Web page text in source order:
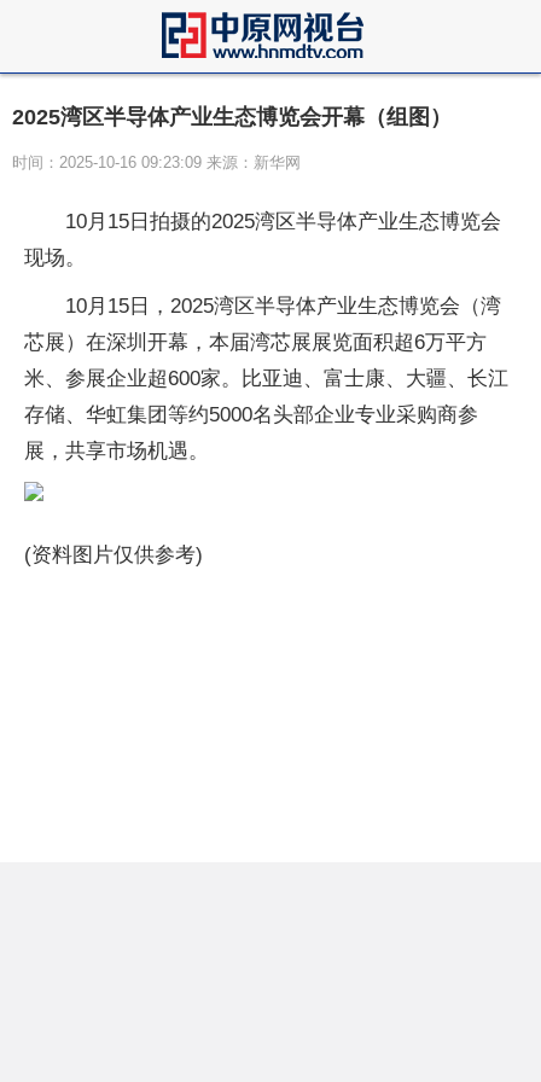
2025湾区半导体产业生态博览会开幕（组图）
时间：2025-10-16 09:23:09 来源：新华网
10月15日拍摄的2025湾区半导体产业生态博览会
现场。
10月15日，2025湾区半导体产业生态博览会（湾
芯展）在深圳开幕，本届湾芯展展览面积超6万平方
米、参展企业超600家。比亚迪、富士康、大疆、长江
存储、华虹集团等约5000名头部企业专业采购商参
展，共享市场机遇。
(资料图片仅供参考)